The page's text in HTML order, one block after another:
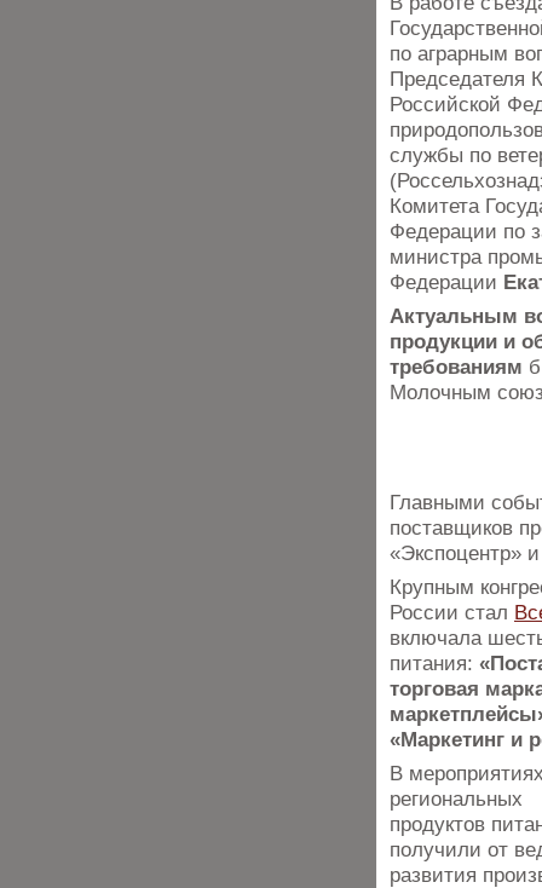
по аграрным
Председателя
Российской
службы по
Комитета
Федерации по
министра
Федерации
Актуальным
продукции и
требованиям
Молочным
Главными
поставщиков
«Экспоцентр»
Крупным
России стал
включала
питания:
торговая
«Маркетинг и
В
региональных
продуктов
получили от
развития